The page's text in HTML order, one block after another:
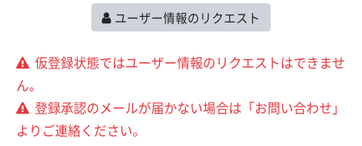
ユーザー情報のリクエスト
仮登録状態ではユーザー情報のリクエストはできませ
ん。
登録承認のメールが届かない場合は「お問い合わせ」
よりご連絡ください。